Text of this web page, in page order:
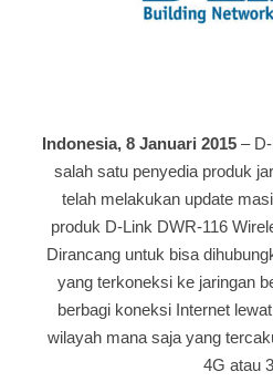
Indonesia, 8 Januari 2015 –
salah satu penyedia produk
telah melakukan update
produk D-Link DWR-116
Dirancang untuk bisa
yang terkoneksi ke jaringan
berbagi koneksi Internet
wilayah mana saja yang
4G atau